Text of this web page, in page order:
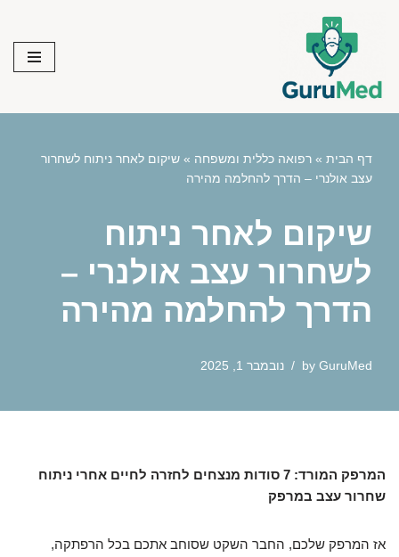
content
דף הבית » רפואה כללית ומשפחה » שיקום לאחר ניתוח לשחרור
עצב אולנרי – הדרך להחלמה מהירה
שיקום לאחר ניתוח
לשחרור עצב אולנרי –
הדרך להחלמה מהירה
by GuruMed נובמבר 1, 2025
המרפק המורד: 7 סודות מנצחים לחזרה לחיים אחרי ניתוח
שחרור עצב במרפק
אז המרפק שלכם, החבר השקט שסוחב אתכם בכל הרפתקה,